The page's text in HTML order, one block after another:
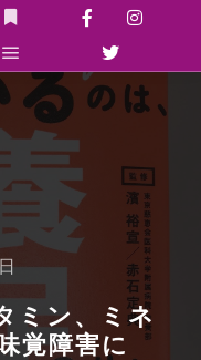
詳細
メインメニュー
ミン、ミネ
味覚障害に